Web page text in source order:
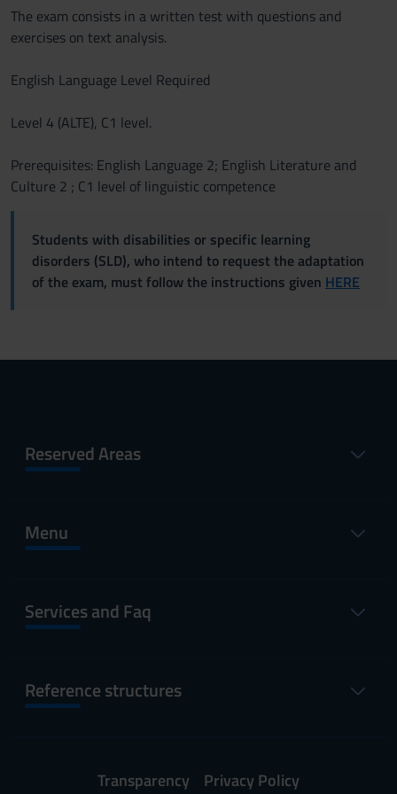
The exam consists in a written test with questions and
exercises on text analysis.
English Language Level Required
Level 4 (ALTE), C1 level.
Prerequisites: English Language 2; English Literature and
Culture 2 ; C1 level of linguistic competence
Students with disabilities or specific learning
disorders (SLD), who intend to request the adaptation
of the exam, must follow the instructions given HERE
Reserved Areas
Menu
Services and Faq
Reference structures
Transparency Privacy Policy